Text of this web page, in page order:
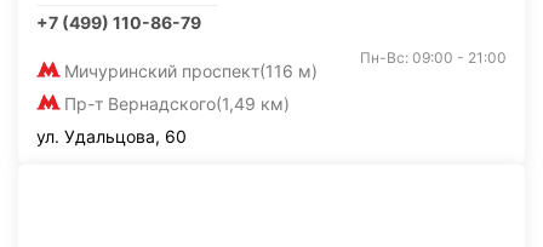
+7 (499) 110-86-79
Мичуринский проспект(116 м)
Пр-т Вернадского(1,49 км)
Пн-Вс: 09:00 - 21:00
ул. Удальцова, 60